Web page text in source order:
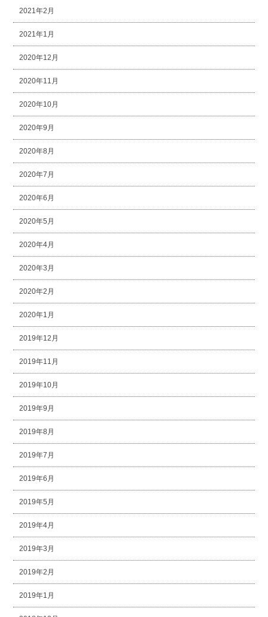
2021年2月
2021年1月
2020年12月
2020年11月
2020年10月
2020年9月
2020年8月
2020年7月
2020年6月
2020年5月
2020年4月
2020年3月
2020年2月
2020年1月
2019年12月
2019年11月
2019年10月
2019年9月
2019年8月
2019年7月
2019年6月
2019年5月
2019年4月
2019年3月
2019年2月
2019年1月